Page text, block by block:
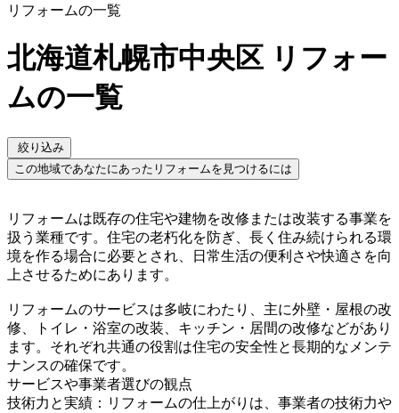
リフォームの一覧
北海道札幌市中央区 リフォー
ムの一覧
絞り込み
この地域であなたにあったリフォームを見つけるには
リフォームは既存の住宅や建物を改修または改装する事業を
扱う業種です。住宅の老朽化を防ぎ、長く住み続けられる環
境を作る場合に必要とされ、日常生活の便利さや快適さを向
上させるためにあります。
リフォームのサービスは多岐にわたり、主に外壁・屋根の改
修、トイレ・浴室の改装、キッチン・居間の改修などがあり
ます。それぞれ共通の役割は住宅の安全性と長期的なメンテ
ナンスの確保です。
サービスや事業者選びの観点
技術力と実績：リフォームの仕上がりは、事業者の技術力や